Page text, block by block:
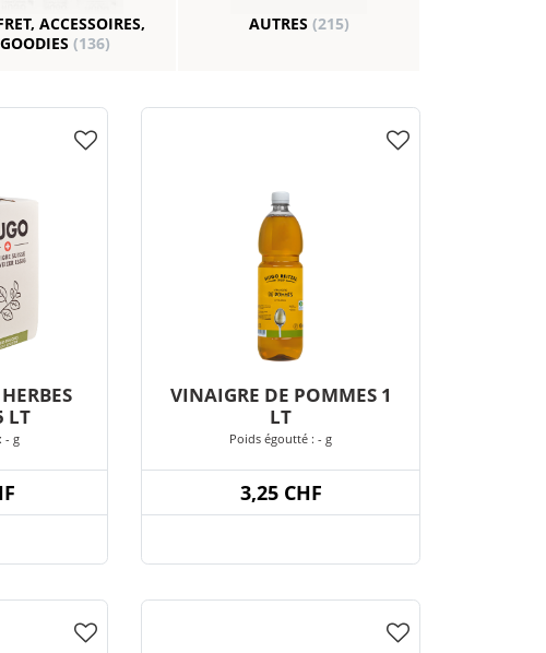
ACCESSOIRES,
GOODIES(136)
AUTRES (215)
LT
- g
VINAIGRE DE POMMES 1
LT
Poids égoutté : - g
3,25 CHF